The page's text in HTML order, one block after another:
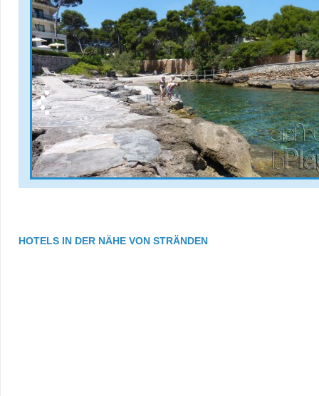
HOTELS IN DER NÄHE VON STRÄNDEN